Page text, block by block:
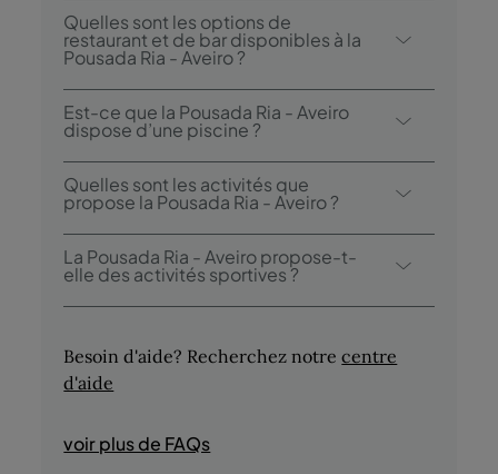
L’option petit-déjeuner inclut un buffet
continental.
Quelles sont les options de
restaurant et de bar disponibles à la
Pousada Ria - Aveiro ?
La Pousada Ria - Aveiro dispose d’un
restaurant: Búzios.
Est-ce que la Pousada Ria - Aveiro
dispose d’une piscine ?
Oui, l’hôtel dispose d’une piscine
extérieure.
Quelles sont les activités que
propose la Pousada Ria - Aveiro ?
La Pousada Ria - Aveiro propose les
activités/services suivants (des frais
peuvent s’appliquer):
- Plage privée
- Promenades à cheval
- Pêche
- Observation des oiseaux
La Pousada Ria - Aveiro propose-t-
elle des activités sportives ?
location de vélos pendant leur séjour.
Besoin d'aide? Recherchez notrecentre
d'aide
voir plus de FAQs